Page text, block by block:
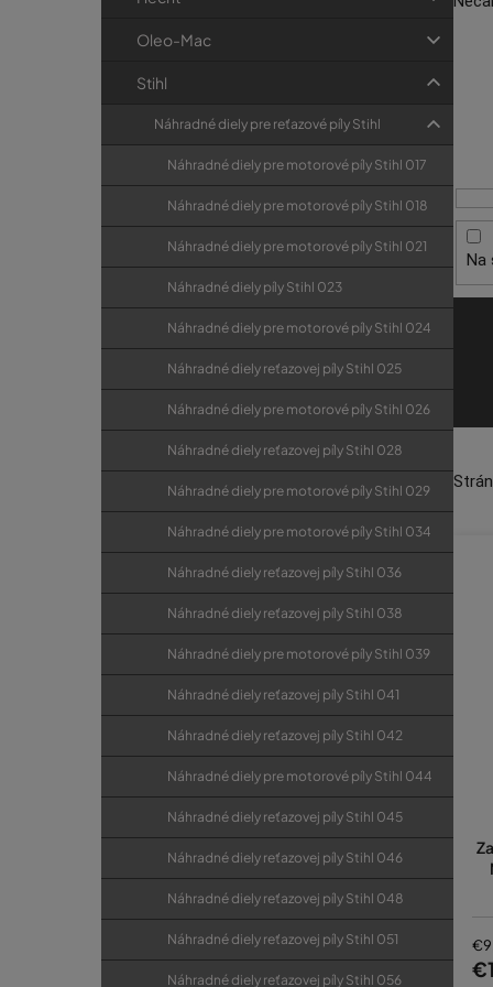
Oleo-Mac
Stihl
Náhradné diely pre reťazové píly Stihl
Náhradné diely pre motorové píly Stihl 017
Náhradné diely pre motorové píly Stihl 018
Náhradné diely pre motorové píly Stihl 021
Náhradné diely píly Stihl 023
Náhradné diely pre motorové píly Stihl 024
Náhradné diely reťazovej píly Stihl 025
Náhradné diely pre motorové píly Stihl 026
Náhradné diely reťazovej píly Stihl 028
Náhradné diely pre motorové píly Stihl 029
Náhradné diely pre motorové píly Stihl 034
Náhradné diely reťazovej píly Stihl 036
Náhradné diely reťazovej píly Stihl 038
Náhradné diely pre motorové píly Stihl 039
Náhradné diely reťazovej píly Stihl 041
Náhradné diely reťazovej píly Stihl 042
Náhradné diely pre motorové píly Stihl 044
Náhradné diely reťazovej píly Stihl 045
Náhradné diely reťazovej píly Stihl 046
Náhradné diely reťazovej píly Stihl 048
Náhradné diely reťazovej píly Stihl 051
Náhradné diely reťazovej píly Stihl 056
Na
i
s
p
o
d
t
o